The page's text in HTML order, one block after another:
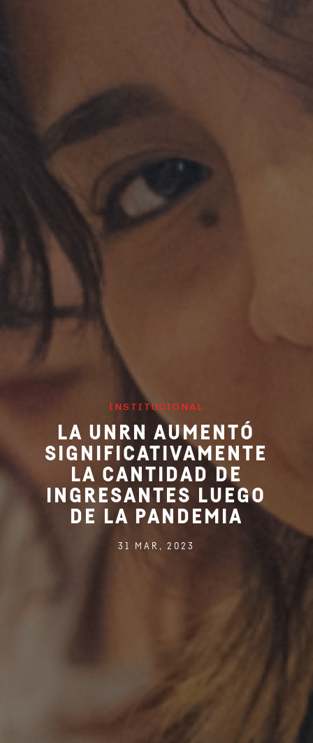
INSTITUCIONAL
LA UNRN AUMENTÓ
SIGNIFICATIVAMENTE
LA CANTIDAD DE
INGRESANTES LUEGO
DE LA PANDEMIA
31 MAR, 2023